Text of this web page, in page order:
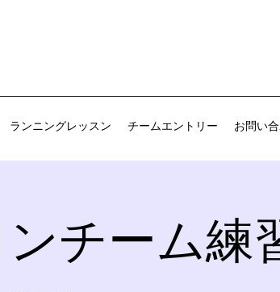
ランニングレッスン チームエントリー お問い
チーム練